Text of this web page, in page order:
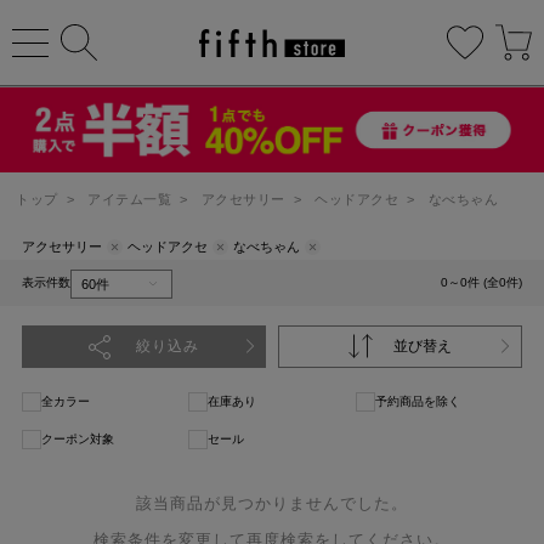
トップ > アイテム一覧 > アクセサリー > ヘッドアクセ > なべちゃん
アクセサリー ヘッドアクセ なべちゃん
表示件数 0～0件 (全0件)
絞り込み 並び替え
全カラー 在庫あり 予約商品を除く
クーポン対象 セール
該当商品が見つかりませんでした。
検索条件を変更して再度検索をしてください。